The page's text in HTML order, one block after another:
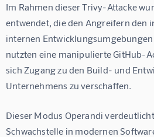
Im Rahmen dieser Trivy-Attacke
entwendet, die den Angreifern den
internen
nutzten eine manipulierte GitHub-
sich Zugang zu den Build- und
Unternehmens zu verschaffen.
Dieser Modus Operandi
Schwachstelle in modernen